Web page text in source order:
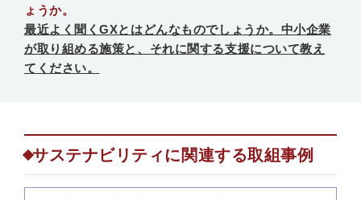
ょうか。
最近よく聞くGXとはどんなものでしょうか。中小企業
が取り組める施策と、それに関する支援について教え
てください。
サステナビリティに関連する取組事例